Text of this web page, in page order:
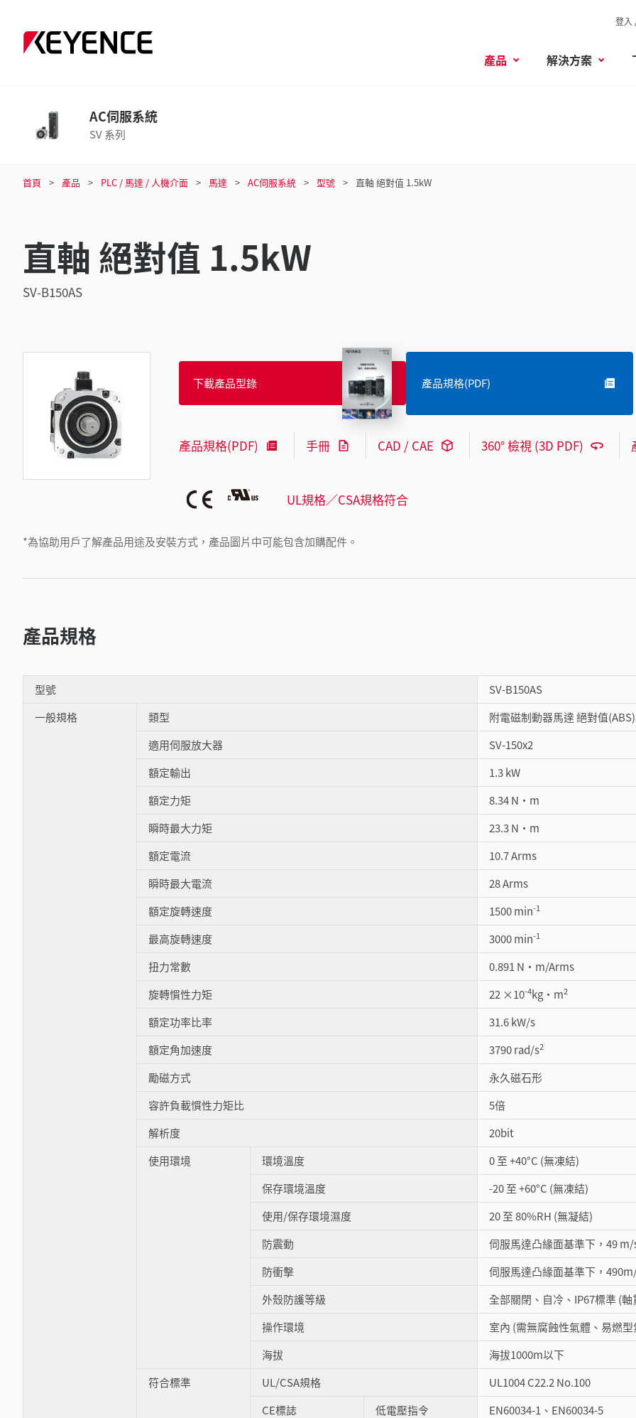
登入
產品 解決方案
AC伺服系統
SV 系列
首頁 產品 PLC / 馬達 / 人機介面 馬達 AC伺服系統 型號 直軸 絕對值 1.5kW
直軸 絕對值 1.5kW
SV-B150AS
*為協助用戶了解產品用途及安裝方式，產品圖片中可能包含加購配件。
下載產品型錄 產品規格(PDF)
產品規格(PDF) 手冊 CAD / CAE 360° 檢視 (3D PDF)
UL規格／CSA規格符合
產品規格
型號
SV-B150AS
一般規格
類型
附電磁制動器馬達 絕對值
適用伺服放大器
SV-150x2
額定輸出
1.3 kW
額定力矩
8.34 N・m
瞬時最大力矩
23.3 N・m
額定電流
10.7 Arms
瞬時最大電流
28 Arms
額定旋轉速度
1500 min-1
最高旋轉速度 3000 min-1
扭力常數
0.891 N・m/Arms
旋轉慣性力矩
22 ×10-4kg・m2
額定功率比率
31.6 kW/s
額定角加速度
3790 rad/s2
勵磁方式
永久磁石形
容許負載慣性力矩比
5倍
解析度
20bit
使用環境
環境溫度
0 至 +40°C (無凍結)
保存環境溫度
-20 至 +60°C (無凍結)
使用/保存環境濕度
20 至 80%RH (無凝結)
防震動
伺服馬達凸緣面基準下，49 m/
防衝擊
伺服馬達凸緣面基準下，
外殼防護等級
全部關閉、自冷、IP67標準 (
操作環境
室內 (需無腐蝕性氣體、易燃
海拔
海拔1000m以下
符合標準
UL/CSA規格
UL1004 C22.2 No.100
CE標誌
低電壓指令
EN60034-1、EN60034-5